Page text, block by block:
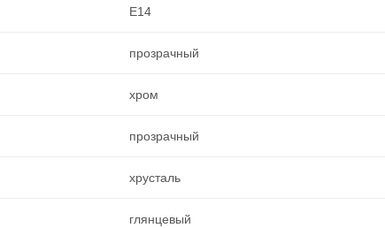
E14
прозрачный
хром
прозрачный
хрусталь
глянцевый